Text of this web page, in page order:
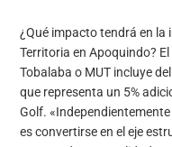
¿Qué impacto tendrá en la
Territoria en Apoquindo?
Tobalaba o MUT incluye
que representa un 5%
Golf.
es convertirse en el eje